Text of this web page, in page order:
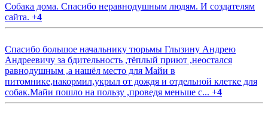
Собака дома. Спасибо неравнодушным людям. И создателям
сайта. +4
Спасибо большое начальнику тюрьмы Глызину Андрею
Андреевичу за бдительность ,тёплый приют ,неостался
равнодушным ,а нашёл место для Майи в
питомнике,накормил,укрыл от дождя и отдельной клетке для
собак.Майи пошло на пользу ,проведя меньше с... +4